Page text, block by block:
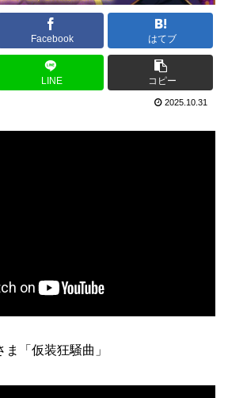
Facebook はてブ
LINE コピー
2025.10.31
「仮装狂騒曲」